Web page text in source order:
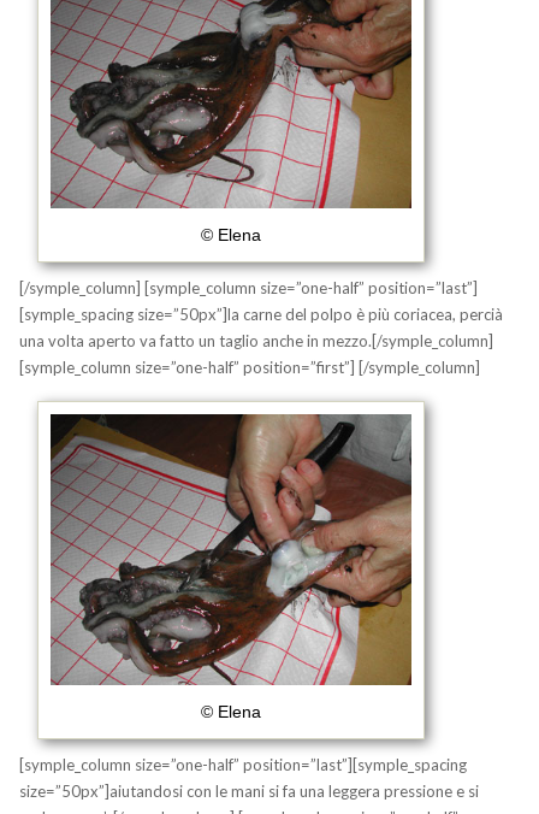
© Elena
[/symple_column] [symple_column size=”one-half” position=”last”]
[symple_spacing size=”50px”]la carne del polpo è più coriacea, percià
una volta aperto va fatto un taglio anche in mezzo.[/symple_column]
[symple_column size=”one-half” position=”first”]
© Elena
[/symple_column]
[symple_column size=”one-half” position=”last”][symple_spacing
size=”50px”]aiutandosi con le mani si fa una leggera pressione e si